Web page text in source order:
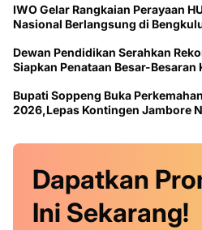
IWO Gelar Rangkaian Perayaan
Nasional Berlangsung di
Dewan Pendidikan Serahkan
Siapkan Penataan Besar-Besaran
Bupati Soppeng Buka
2026,Lepas Kontingen Jambore
Dapatkan
Ini Sekarang!